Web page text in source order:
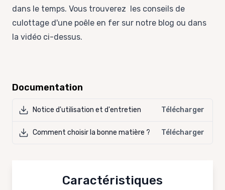
dans le temps. Vous trouverez les conseils de
culottage d'une poêle en fer sur notre blog ou dans
la vidéo ci-dessus.
Documentation
Notice d'utilisation et d'entretien Télécharger
Comment choisir la bonne matière ? Télécharger
Caractéristiques